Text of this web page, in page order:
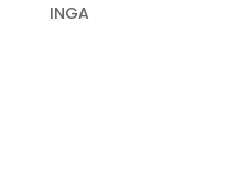
INGA